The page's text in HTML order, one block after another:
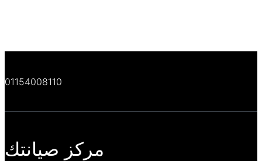
01154008110
مركز صيانتك